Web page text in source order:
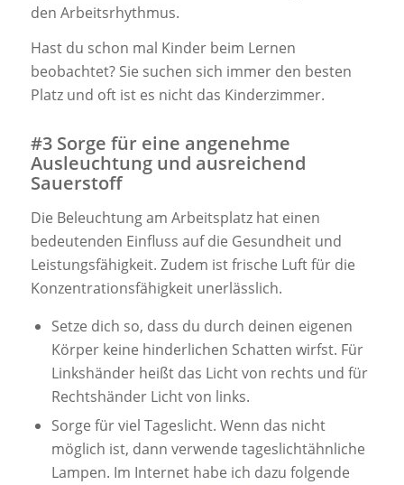
den Arbeitsrhythmus.
Hast du schon mal Kinder beim Lernen
beobachtet? Sie suchen sich immer den besten
Platz und oft ist es nicht das Kinderzimmer.
#3 Sorge für eine angenehme
Ausleuchtung und ausreichend
Sauerstoff
Die Beleuchtung am Arbeitsplatz hat einen
bedeutenden Einfluss auf die Gesundheit und
Leistungsfähigkeit. Zudem ist frische Luft für die
Konzentrationsfähigkeit unerlässlich.
Setze dich so, dass du durch deinen eigenen
Körper keine hinderlichen Schatten wirfst. Für
Linkshänder heißt das Licht von rechts und für
Rechtshänder Licht von links.
Sorge für viel Tageslicht. Wenn das nicht
möglich ist, dann verwende tageslichtähnliche
Lampen. Im Internet habe ich dazu folgende